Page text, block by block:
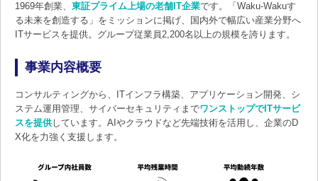
1969年創業、 東証プライム上場の老舗IT企業です。「Waku-Wakuす
る未来を創造する」をミッションに掲げ、国内外で幅広い産業分野へ
ITサービスを提供。グループ従業員2,200名以上の規模を誇ります。
事業内容概要
コンサルティングから、ITインフラ構築、アプリケーション開発、シ
ステム運用管理、サイバーセキュリティまでワンストップでITサービ
スを提供しています。AIやクラウドなど先端技術を活用し、企業のD
X化を力強く支援します。